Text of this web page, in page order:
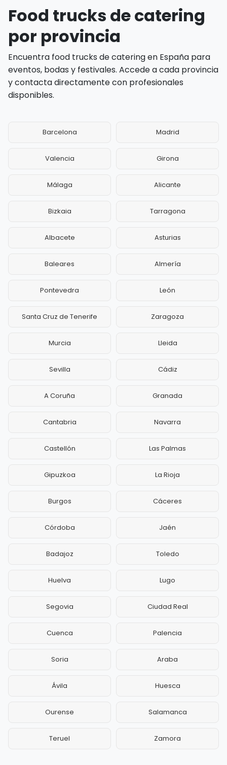
Food trucks de catering
por provincia
Encuentra food trucks de catering en España para
eventos, bodas y festivales. Accede a cada provincia
y contacta directamente con profesionales
disponibles.
Barcelona Madrid
Valencia Girona
Málaga Alicante
Bizkaia Tarragona
Albacete Asturias
Baleares Almería
Pontevedra León
Santa Cruz de Tenerife Zaragoza
Murcia Lleida
Sevilla Cádiz
A Coruña Granada
Cantabria Navarra
Castellón Las Palmas
Gipuzkoa La Rioja
Burgos Cáceres
Córdoba Jaén
Badajoz Toledo
Huelva Lugo
Segovia Ciudad Real
Cuenca Palencia
Soria Araba
Ávila Huesca
Ourense Salamanca
Teruel Zamora